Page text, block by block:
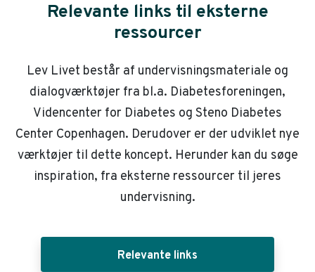
Relevante links til eksterne
ressourcer
Lev Livet består af undervisningsmateriale og
dialogværktøjer fra bl.a. Diabetesforeningen,
Videncenter for Diabetes og Steno Diabetes
Center Copenhagen. Derudover er der udviklet nye
værktøjer til dette koncept. Herunder kan du søge
inspiration, fra eksterne ressourcer til jeres
undervisning.
Relevante links